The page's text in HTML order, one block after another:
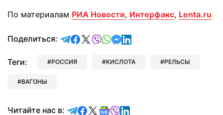
По материалам РИА Новости, Интерфакс, Lenta.ru
Поделиться: отправить в Telegram
поделиться в Facebook
поделиться в X
отправить в Viber
отправить в Whatsapp
отправить в Messenger
отправить в LinkedIn
Теги: РОССИЯ КИСЛОТА РЕЛЬСЫ
ВАГОНЫ
Читайте нас в: Читайте в Telegram
Читайте в Facebook
Читайте в X
Читайте в Google news
Читайте в Viber
Читайте в LinkedIn